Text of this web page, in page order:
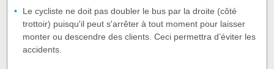
Le cycliste ne doit pas doubler le bus par la droite (côté
trottoir) puisqu'il peut s'arrêter à tout moment pour laisser
monter ou descendre des clients. Ceci permettra d’éviter les
accidents.